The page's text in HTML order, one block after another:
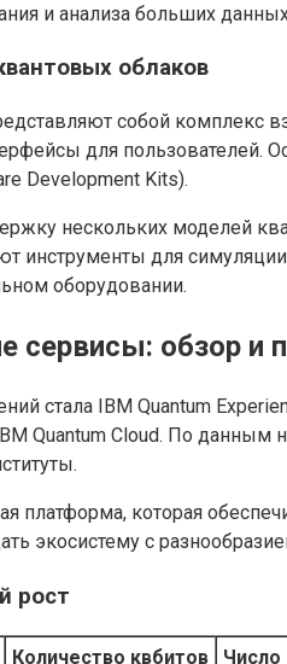
и анализа больших
облаков
собой комплекс
для пользователей.
Development Kits).
нескольких моделей
инструменты для
оборудовании.
сервисы: обзор и
стала IBM Quantum
Quantum Cloud. По данным
платформа, которая
экосистему с
рост
Количество квбитов Число